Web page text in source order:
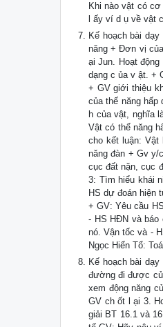
Khi nào vật có
l ấy ví d ụ về vật
Kế hoạch bài
năng + Đơn vị
ại Jun. Hoạt
dạng c ủa v ật. +
+ GV giới thiệu
của thế năng
h của vật, nghĩa
Vật có thế năng
cho kết luận: Vật
năng đàn + Gv y/
cục đất nặn, cục
3: Tìm hiểu khái
HS dự đoán hiện
+ GV: Yêu cầu
- HS HĐN và báo
nó. Vận tốc và -
Ngọc Hiển Tổ:
Kế hoạch bài
đường đi được
xem động năng
GV ch ốt l ại 3.
giải BT 16.1 và